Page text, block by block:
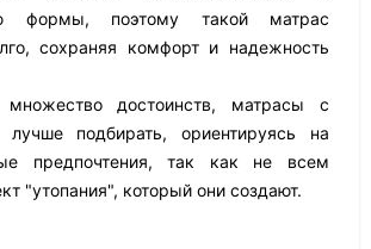
формы, поэтому такой матрас
сохраняя комфорт и надежность
достоинств, матрасы с
лучше подбирать, ориентируясь на
предпочтения, так как не всем
"утопания", который они создают.